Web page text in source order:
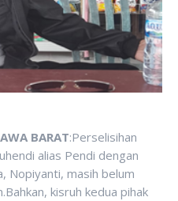
BARAT:Perselisihan
alias Pendi dengan
Nopiyanti, masih belum
kisruh kedua pihak